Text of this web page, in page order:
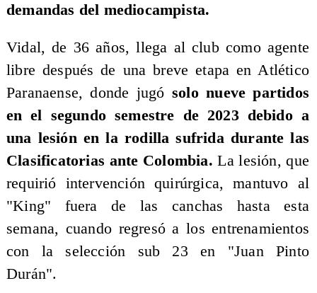
demandas del mediocampista.
Vidal, de 36 años, llega al club como agente
libre después de una breve etapa en Atlético
Paranaense, donde jugó solo nueve partidos
en el segundo semestre de 2023 debido a
una lesión en la rodilla sufrida durante las
Clasificatorias ante Colombia. La lesión, que
requirió intervención quirúrgica, mantuvo al
"King" fuera de las canchas hasta esta
semana, cuando regresó a los entrenamientos
con la selección sub 23 en "Juan Pinto
Durán".